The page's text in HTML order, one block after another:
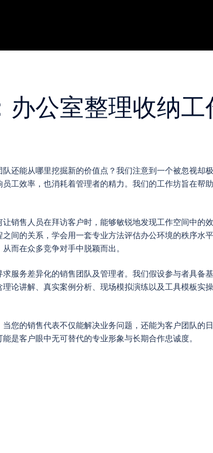
办公室整理收纳工
还能从哪里挖掘新的价值点？我们注意到一个被忽视
工效率，也消耗着管理者的精力。我们的工作坊旨在帮
销售人员在拜访客户时，能够敏锐地发现工作空间中的
间的关系，学会用一套专业方法评估办公环境的秩序水
而在众多竞争对手中脱颖而出。
服务差异化的销售团队及管理者。我们假设参与者具备
论讲解、真实案例分析、现场模拟演练以及工具模板实
您的销售代表不仅能解决业务问题，还能为客户团队的
是客户眼中无可替代的专业形象与长期合作忠诚度。